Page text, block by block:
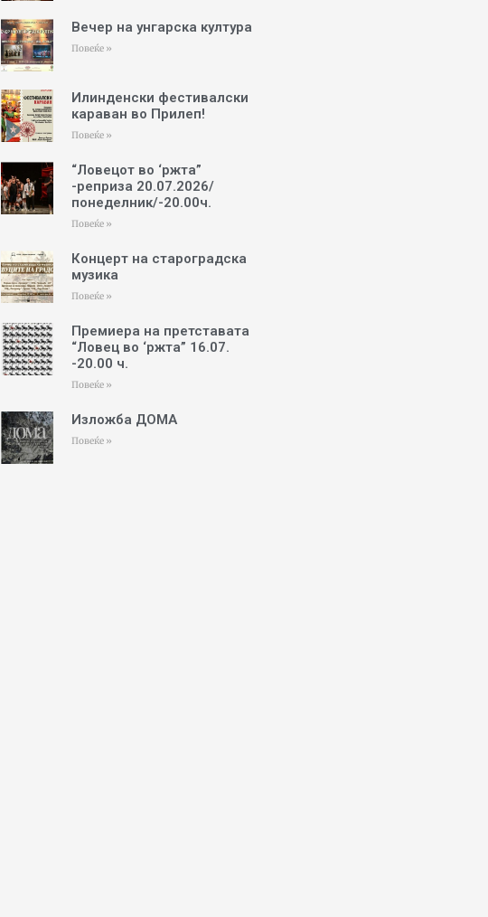
Вечер на унгарска култура
Повеќе »
Илинденски фестивалски
караван во Прилеп!
Повеќе »
“Ловецот во ‘ржта”
-реприза 20.07.2026/
понеделник/-20.00ч.
Повеќе »
Концерт на староградска
музика
Повеќе »
Премиера на претставата
“Ловец во ‘ржта” 16.07.
-20.00 ч.
Повеќе »
Изложба ДОМА
Повеќе »